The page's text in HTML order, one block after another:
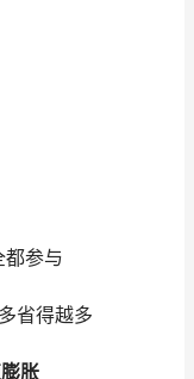
都参与
省得越多
胀